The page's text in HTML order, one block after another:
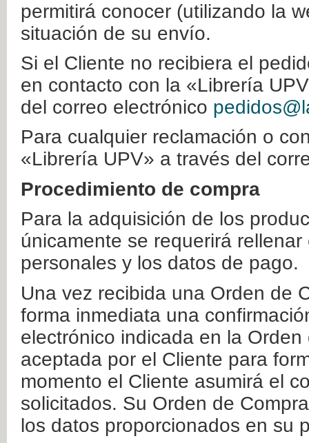
permitirá conocer (utilizando la
situación de su envío.
Si el Cliente no recibiera el
en contacto con la «Librería
del correo electrónico
Para cualquier reclamación o
«Librería UPV» a través del
Procedimiento de compra
Para la adquisición de los
únicamente se requerirá
personales y los datos de pago.
Una vez recibida una Orden de
forma inmediata una
electrónico indicada en la
aceptada por el Cliente para
momento el Cliente asumirá el
solicitados. Su Orden de
los datos proporcionados en su